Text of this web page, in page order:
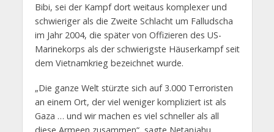
Bibi, sei der Kampf dort weitaus komplexer und
schwieriger als die Zweite Schlacht um Falludscha
im Jahr 2004, die später von Offizieren des US-
Marinekorps als der schwierigste Häuserkampf seit
dem Vietnamkrieg bezeichnet wurde.
„Die ganze Welt stürzte sich auf 3.000 Terroristen
an einem Ort, der viel weniger kompliziert ist als
Gaza … und wir machen es viel schneller als all